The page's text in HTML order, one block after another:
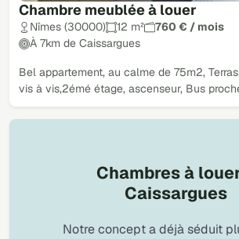
Chambre meublée à louer
Nîmes (30000) 12 m²
760 € / mois
À 7km de Caissargues
Bel appartement, au calme de 75m2,
vis à vis,2émé étage, ascenseur, Bus
Chambres à
Caissargues
Notre concept a déjà séduit